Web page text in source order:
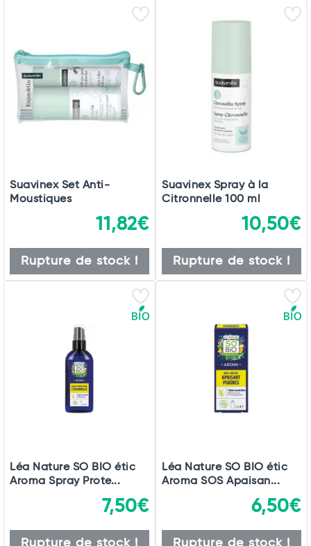
Suavinex Set Anti-
Moustiques
11,82€
Rupture de stock !
Suavinex Spray à la
Citronnelle 100 ml
10,50€
Rupture de stock !
Léa Nature SO BIO étic
Aroma Spray Prote...
7,50€
Rupture de stock !
Léa Nature SO BIO étic
Aroma SOS Apaisan...
6,50€
Rupture de stock !